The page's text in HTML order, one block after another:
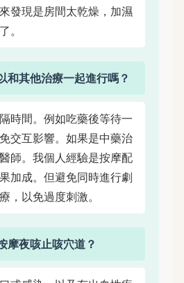
發現是房間太乾燥，加濕
。
和其他治療一起進行嗎？
時間。例如吃藥後等待一
交互影響。如果是中藥治
師。我個人經驗是按摩配
加成。但避免同時進行劇
，以免過度刺激。
摩夜咳止咳穴道？